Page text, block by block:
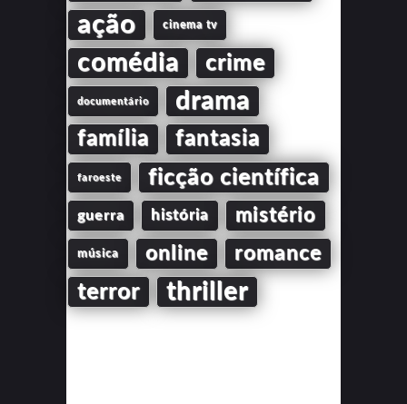
ação cinema tv
comédia crime
documentário drama
família fantasia
faroeste ficção científica
guerra história mistério
música online romance
terror thriller